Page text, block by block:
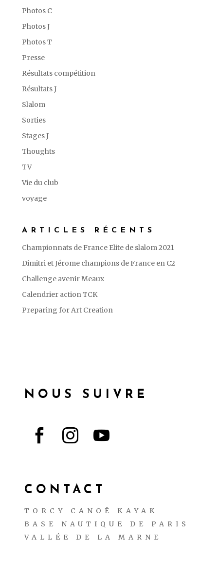
Photos C
Photos J
Photos T
Presse
Résultats compétition
Résultats J
Slalom
Sorties
Stages J
Thoughts
TV
Vie du club
voyage
ARTICLES RÉCENTS
Championnats de France Elite de slalom 2021
Dimitri et Jérome champions de France en C2
Challenge avenir Meaux
Calendrier action TCK
Preparing for Art Creation
NOUS SUIVRE
  
CONTACT
TORCY CANOË KAYAK
BASE NAUTIQUE DE PARIS
VALLÉE DE LA MARNE